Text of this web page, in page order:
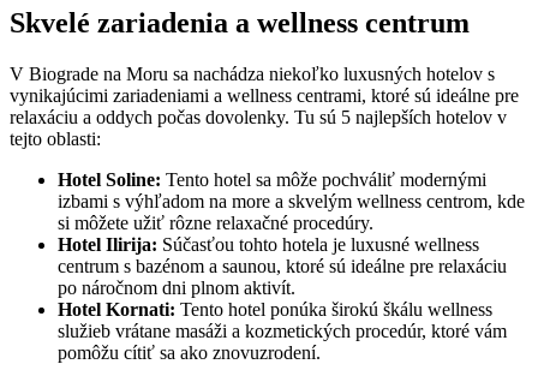
Skvelé‍ zariadenia a wellness centrum
V Biograde na Moru ​sa nachádza niekoľko luxusných hotelov s
vynikajúcimi zariadeniami a wellness centrami, ktoré sú ideálne ⁣pre
‍relaxáciu a oddych počas ‍dovolenky.‍ Tu sú 5 najlepších hotelov ⁣v
tejto oblasti:
Hotel Soline: Tento hotel sa môže pochváliť modernými
izbami s výhľadom na more a skvelým wellness centrom, kde
si môžete užiť rôzne relaxačné procedúry.
Hotel Ilirija: Súčasťou tohto hotela je luxusné wellness
centrum s bazénom a saunou, ktoré sú ideálne pre relaxáciu
po náročnom dni plnom aktivít.
Hotel Kornati: Tento hotel ponúka širokú škálu wellness
služieb vrátane masáži a kozmetických procedúr, ktoré vám
pomôžu cítiť sa ako znovuzrodení.